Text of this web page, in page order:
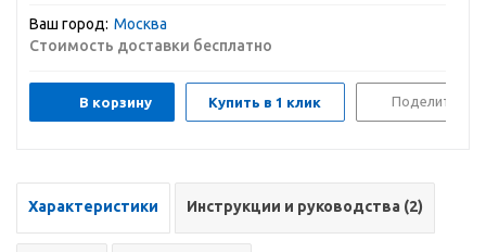
Ваш город: Москва
Стоимость доставки бесплатно
В корзину Купить в 1 клик Поделиться
Характеристики Инструкции и руководства (2)